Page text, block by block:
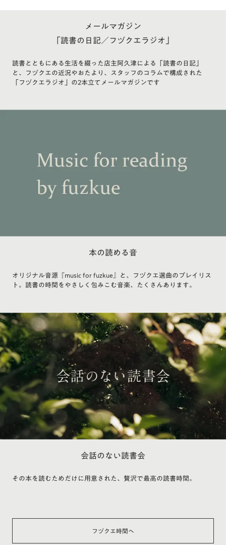
メールマガジン
「読書の日記／フヅクエラジオ」
読書とともにある生活を綴った店主阿久津による「読書の日記」
と、フヅクエの近況やおたより、スタッフのコラムで構成された
「フヅクエラジオ」の2本立てメールマガジンです
本の読める音
オリジナル音源『music for fuzkue』と、フヅクエ選曲のプレイリス
ト。読書の時間をやさしく包みこむ音楽、たくさんあります。
会話のない読書会
その本を読むためだけに用意された、贅沢で最高の読書時間。
フヅクエ時間へ